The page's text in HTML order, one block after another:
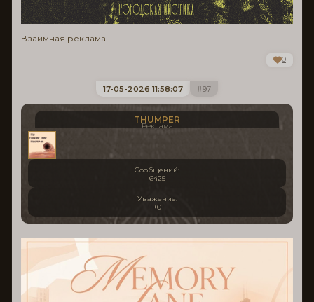
Взаимная реклама
0
97
17-05-2026 11:58:07
THUMPER
Реклама
Сообщений:
6425
Уважение:
+0